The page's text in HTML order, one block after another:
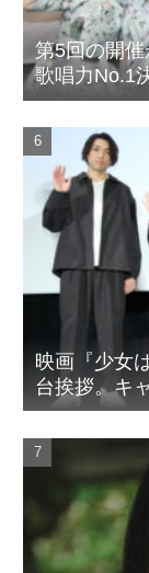
第5回の開
歌唱力No.1
映画『少女
台挨拶。キ